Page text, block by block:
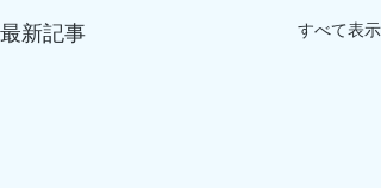
最新記事 すべて表示